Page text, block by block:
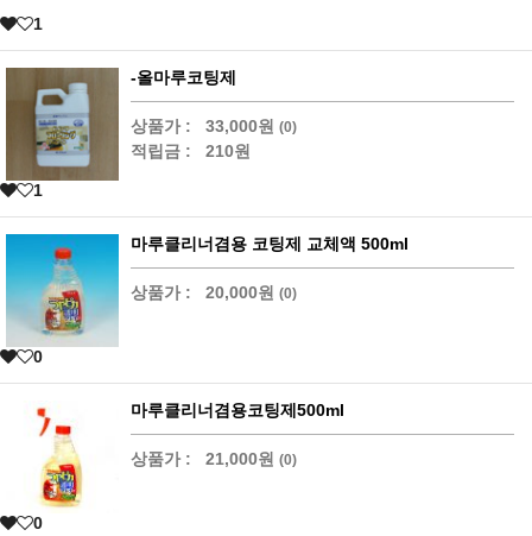
1
-올마루코팅제
상품가 : 33,000원 (0)
적립금 : 210원
1
마루클리너겸용 코팅제 교체액 500ml
상품가 : 20,000원 (0)
0
마루클리너겸용코팅제500ml
상품가 : 21,000원 (0)
0